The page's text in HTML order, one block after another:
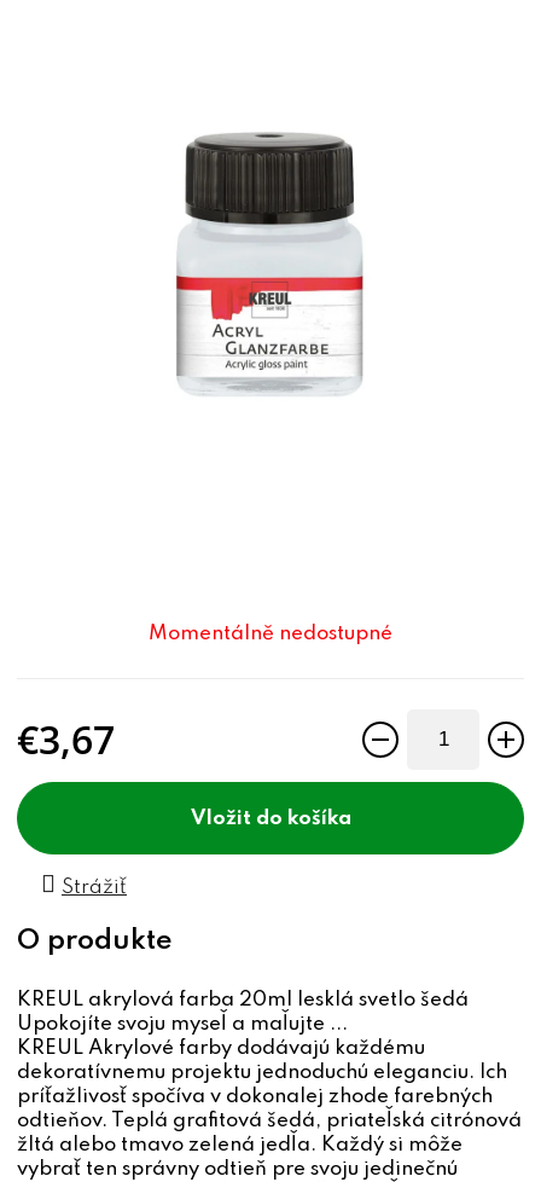
Momentálně nedostupné
€3,67
do košíka
Strážiť
KREUL akrylová farba 20ml lesklá svetlo šedá
Upokojíte svoju myseľ a maľujte ...
KREUL Akrylové farby dodávajú každému
dekoratívnemu projektu jednoduchú eleganciu. Ich
príťažlivosť spočíva v dokonalej zhode farebných
odtieňov. Teplá grafitová šedá, priateľská citrónová
žltá alebo tmavo zelená jedľa. Každý si môže
vybrať ten správny odtieň pre svoju jedinečnú